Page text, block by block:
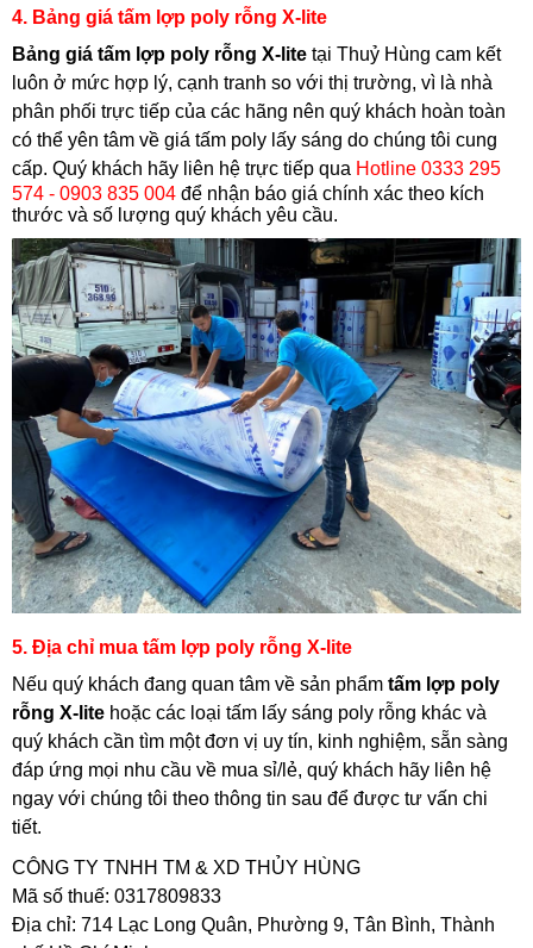
4. Bảng giá tấm lợp poly rỗng X-lite
Bảng giá tấm lợp poly rỗng X-lite tại Thuỷ Hùng cam kết
luôn ở mức hợp lý, cạnh tranh so với thị trường, vì là nhà
phân phối trực tiếp của các hãng nên quý khách hoàn toàn
có thể yên tâm về giá tấm poly lấy sáng do chúng tôi cung
cấp. Quý khách hãy liên hệ trực tiếp qua Hotline 0333 295
574 - 0903 835 004 để nhận báo giá chính xác theo kích
thước và số lượng quý khách yêu cầu.
5. Địa chỉ mua tấm lợp poly rỗng X-lite
Nếu quý khách đang quan tâm về sản phẩm tấm lợp poly
rỗng X-lite hoặc các loại tấm lấy sáng poly rỗng khác và
quý khách cần tìm một đơn vị uy tín, kinh nghiệm, sẵn sàng
đáp ứng mọi nhu cầu về mua sỉ/lẻ, quý khách hãy liên hệ
ngay với chúng tôi theo thông tin sau để được tư vấn chi
tiết.
CÔNG TY TNHH TM & XD THỦY HÙNG
Mã số thuế: 0317809833
Địa chỉ: 714 Lạc Long Quân, Phường 9, Tân Bình, Thành